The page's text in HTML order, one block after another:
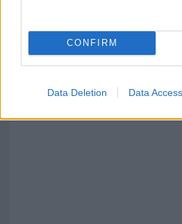
CONFIRM
Data Deletion Data Access
Raid nelle campagne
la rete elettrica